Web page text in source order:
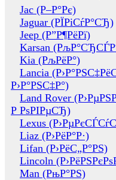
Jac (Р–Р°Рє)
Jaguar (РЇРіСѓР°СЂ)
Jeep (Р”Р¶РёРї)
Karsan
Kia (РљРёР°)
Lancia
Р›Р°РЅС‡Р°)
Land Rover
Р РѕРІРµСЂ)
Lexus
Liaz (Р›РёР°Р·)
Lifan (Р›РёС„Р°РЅ)
Lincoln
Man (РњР°РЅ)